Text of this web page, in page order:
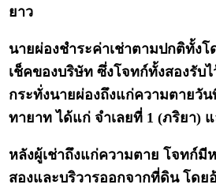
ยาว
นายผ่องชำระค่าเช่าตามปกติทั้ง
เช็คของบริษัท ซึ่งโจทก์ทั้งสองรับ
กระทั่งนายผ่องถึงแก่ความตายวั
ทายาท ได้แก่ จำเลยที่ 1 (ภริยา)
หลังผู้เช่าถึงแก่ความตาย โจทก์มี
สองและบริวารออกจากที่ดิน โดย